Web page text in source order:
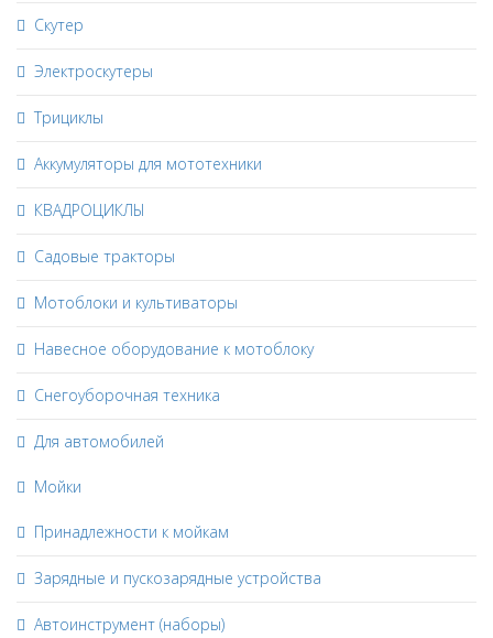
Скутер
Электроскутеры
Трициклы
Аккумуляторы для мототехники
КВАДРОЦИКЛЫ
Садовые тракторы
Мотоблоки и культиваторы
Навесное оборудование к мотоблоку
Снегоуборочная техника
Для автомобилей
Мойки
Принадлежности к мойкам
Зарядные и пускозарядные устройства
Автоинструмент (наборы)